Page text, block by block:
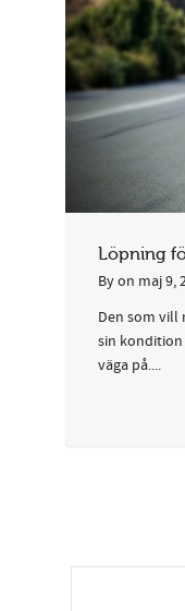
Löpning
Byon maj 9,
Den som
sin
väga på....